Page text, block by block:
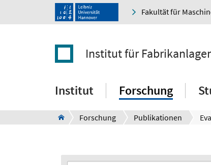
Fakultät für
Institut für
Institut Forschung
Forschung Publikationen